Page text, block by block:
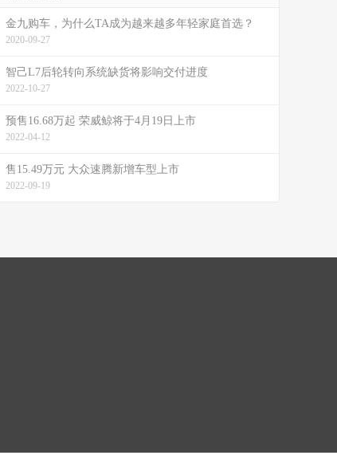
金九购车，为什么TA成为越来越多年轻家庭首选？
2020-09-27
智己L7后轮转向系统缺货将影响交付进度
2022-10-27
预售16.68万起 荣威鲸将于4月19日上市
2022-04-12
售15.49万元 大众速腾新增车型上市
2022-09-19